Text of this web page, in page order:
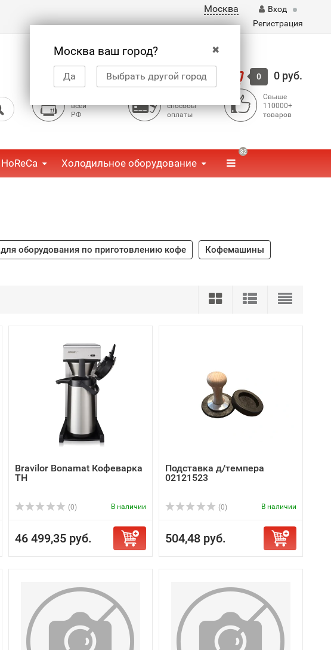
Москва
✖
Москва ваш город?
Да Выбрать другой город
Вход
Регистрация
Корзина 0 0 руб.
всей
РФ
способы
оплаты
Свыше
110000+
товаров
Холодильное оборудование
32
оборудования по приготовлению кофе Кофемашины
Bravilor Bonamat Кофеварка
TH
(0) В наличии
46 499,35 руб.
Подставка д/темпера
02121523
(0) В наличии
504,48 руб.